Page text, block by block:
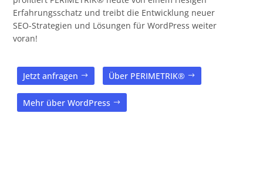
Erfahrungsschatz und treibt die Entwicklung neuer
SEO-Strategien und Lösungen für WordPress weiter
voran!
Jetzt anfragen Über PERIMETRIK®
Mehr über WordPress